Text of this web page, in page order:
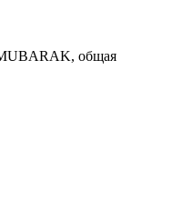
общая